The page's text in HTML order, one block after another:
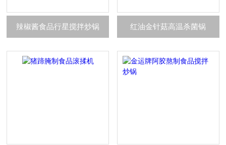
辣椒酱食品行星搅拌炒锅 红油金针菇高温杀菌锅